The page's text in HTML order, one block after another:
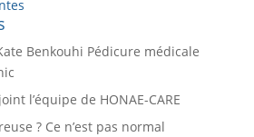
Benkouhi Pédicure médicale
l’équipe de HONAE-CARE
? Ce n’est pas normal